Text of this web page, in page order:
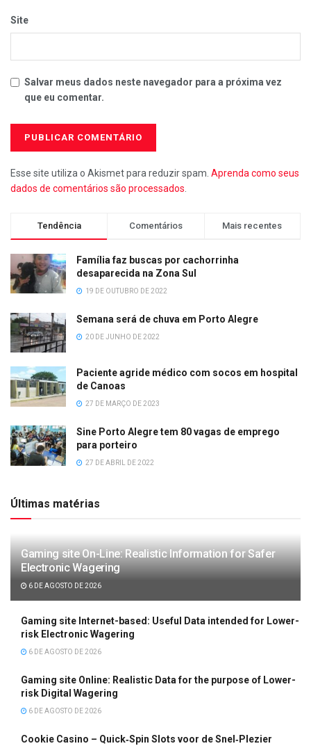
Site
Salvar meus dados neste navegador para a próxima vez
que eu comentar.
Esse site utiliza o Akismet para reduzir spam. Aprenda como seus
dados de comentários são processados
Tendência Comentários Mais recentes
Família faz buscas por cachorrinha
desaparecida na Zona Sul
19 DE OUTUBRO DE 2022
Semana será de chuva em Porto Alegre
20 DE JUNHO DE 2022
Paciente agride médico com socos em hospital
de Canoas
27 DE MARÇO DE 2023
Sine Porto Alegre tem 80 vagas de emprego
para porteiro
27 DE ABRIL DE 2022
Últimas matérias
Gaming site On-Line: Realistic Information for Safer
Electronic Wagering
6 DE AGOSTO DE 2026
Gaming site Internet-based: Useful Data intended for Lower-
risk Electronic Wagering
6 DE AGOSTO DE 2026
Gaming site Online: Realistic Data for the purpose of Lower-
risk Digital Wagering
6 DE AGOSTO DE 2026
Cookie Casino – Quick‑Spin Slots voor de Snel‑Plezier